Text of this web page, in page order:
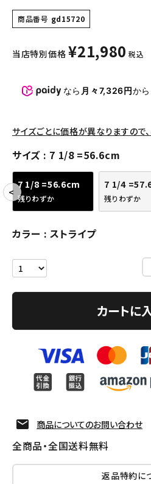
その他バッグ類
スニーカー・ブーツ
パンツ・ショーツ
SEASON
CONTENTS
ACCOUNT MENU
Follow us
商品番号 gd15720
当店特別価格 ¥21,980 税込
なら 月々7,326円か
サイズごとに価格が異なりますので
サイズ 7 1/8 =56.6cm
7 1/8 =56.6cm
残りわずか
7 1/4
残りわずか
カラー ストライプ
カートに
商品についてのお問い合わせ
全商品・全国送料無料
返品特約に